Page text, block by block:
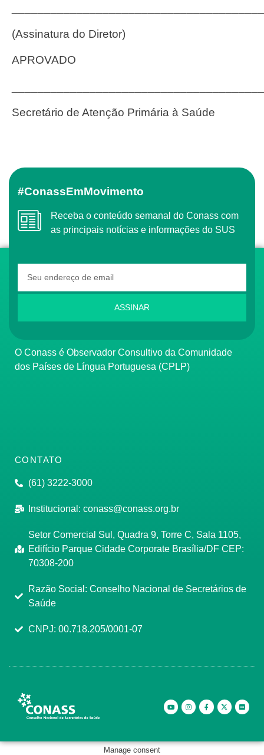
(Assinatura do Diretor)
APROVADO
Secretário de Atenção Primária à Saúde
#ConassEmMovimento
Receba o conteúdo semanal do Conass com
as principais notícias e informações do SUS
ASSINAR
O Conass é Observador Consultivo da Comunidade
dos Países de Língua Portuguesa (CPLP)
CONTATO
(61) 3222-3000
Institucional: conass@conass.org.br
Setor Comercial Sul, Quadra 9, Torre C, Sala 1105,
Edifício Parque Cidade Corporate Brasília/DF CEP:
70308-200
Razão Social: Conselho Nacional de Secretários de
Saúde
CNPJ: 00.718.205/0001-07
Manage consent